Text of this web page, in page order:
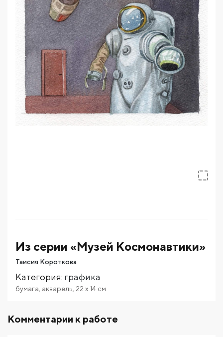
Из серии «Музей Космонавтики»
Таисия Короткова
Категория: графика
бумага акварель 22 x 14 см
Комментарии к работе